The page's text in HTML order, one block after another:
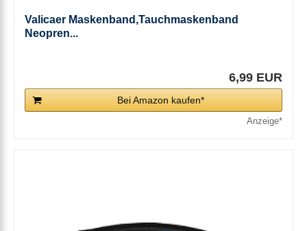
Valicaer Maskenband,Tauchmaskenband
Neopren...
6,99 EUR
Bei Amazon kaufen*